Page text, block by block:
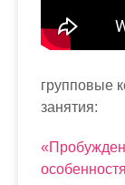
групповые
занятия: